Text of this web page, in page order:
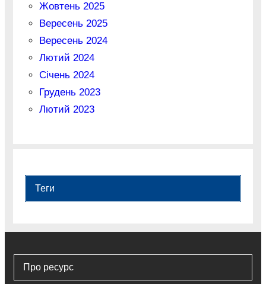
Жовтень 2025
Вересень 2025
Вересень 2024
Лютий 2024
Січень 2024
Грудень 2023
Лютий 2023
Теги
Про ресурс